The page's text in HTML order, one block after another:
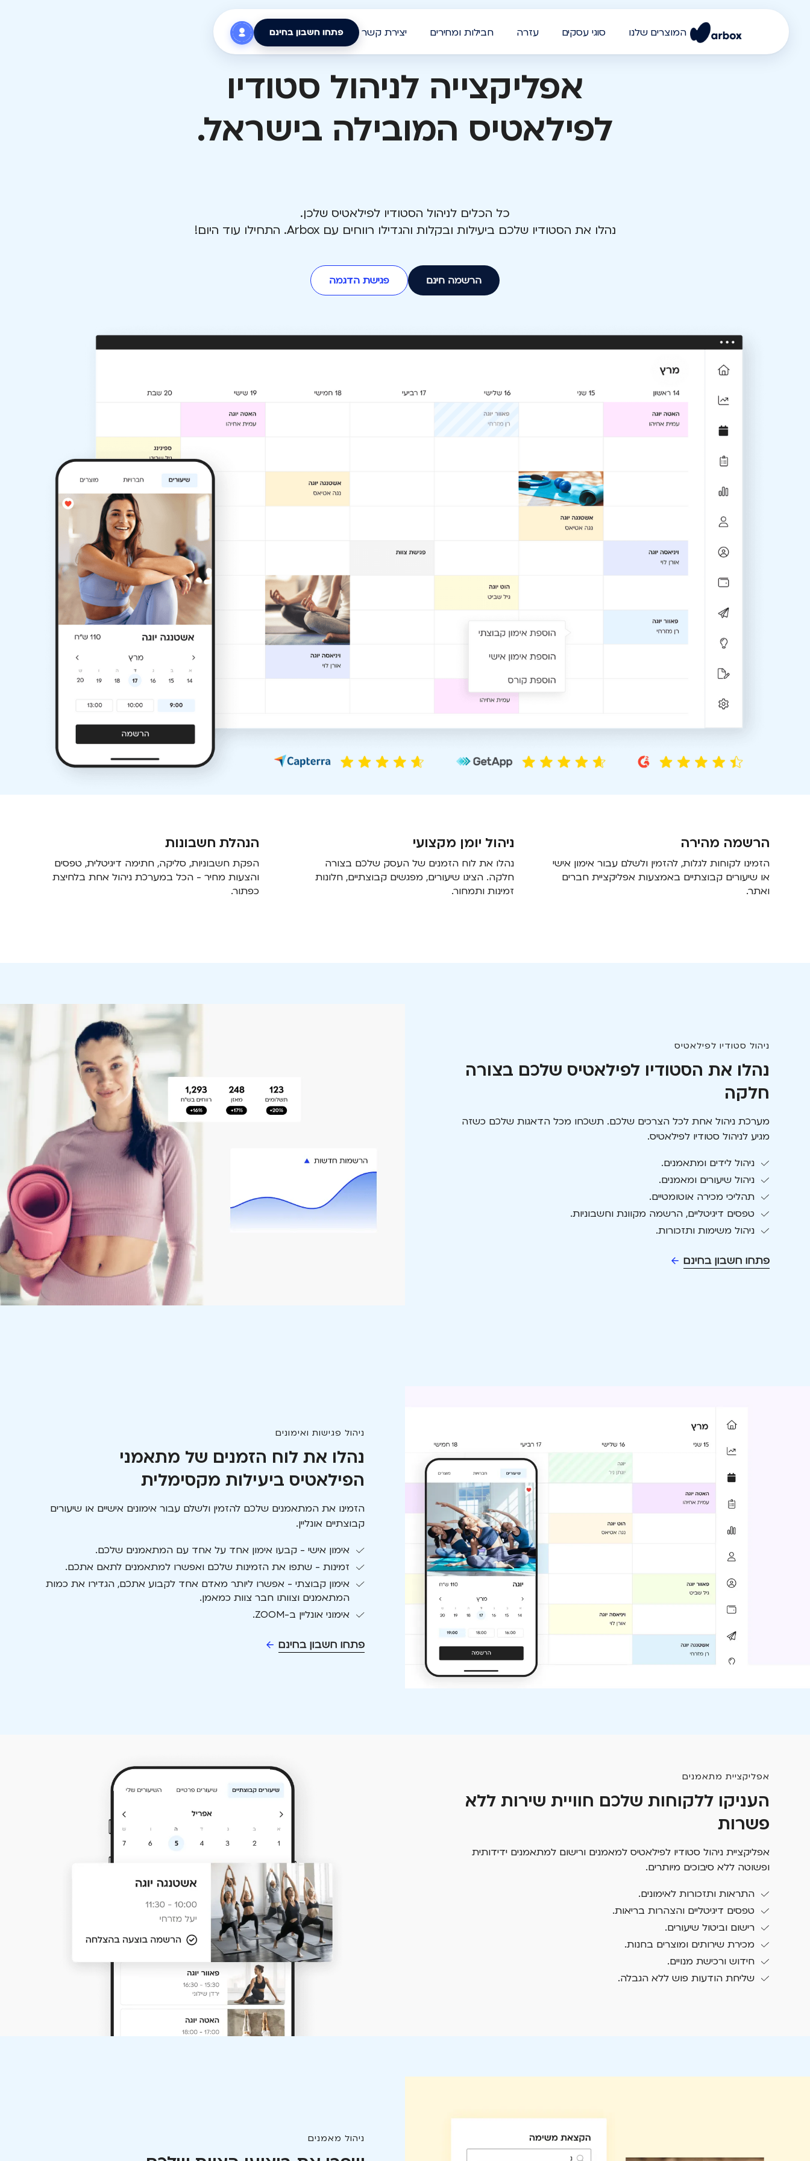
המוצרים שלנו סוגי עסקים עזרה חבילות ומחירים יצירת קשר פתחו חשבון בחינם
אפליקצייה לניהול סטודיו
לפילאטיס המובילה בישראל.
כל הכלים לניהול הסטודיו לפילאטיס שלכן.
נהלו את הסטודיו שלכם ביעילות ובקלות והגדילו רווחים עם Arbox. התחילו עוד היום!
הרשמה חינם פגישת הדגמה
הרשמה מהירה
הזמינו לקוחות לגלות, להזמין ולשלם עבור אימון אישי
או שיעורים קבוצתיים באמצעות אפליקציית חברים
ואתר.
ניהול יומן מקצועי
נהלו את לוח הזמנים של העסק שלכם בצורה
חלקה. הציגו שיעורים, מפגשים קבוצתיים, חלונות
זמינות ותמחור.
הנהלת חשבונות
הפקת חשבוניות, סליקה, חתימה דיגיטלית, טפסים
והצעות מחיר - הכל במערכת ניהול אחת בלחיצת
כפתור.
ניהול סטודיו לפילאטיס
נהלו את הסטודיו לפילאטיס שלכם בצורה
חלקה
מערכת ניהול אחת לכל הצרכים שלכם. תשכחו מכל הדאגות שלכם כשזה
מגיע לניהול סטודיו לפילאטיס.
ניהול לידים ומתאמנים.
ניהול שיעורים ומאמנים.
תהליכי מכירה אוטומטיים.
טפסים דיגיטליים, הרשמה מקוונת וחשבוניות.
ניהול משימות ותזכורות.
פתחו חשבון בחינם
ניהול פגישות ואימונים
נהלו את לוח הזמנים של מתאמני
הפילאטיס ביעילות מקסימלית
הזמינו את המתאמנים שלכם להזמין ולשלם עבור אימונים אישיים או שיעורים
קבוצתיים אונליין.
אימון אישי -קבעו אימון אחד על אחד עם המתאמנים שלכם.
זמינות -שתפו את הזמינות שלכם ואפשרו למתאמנים לתאם אתכם.
אימון קבוצתי - אפשרו ליותר מאדם אחד לקבוע אתכם, הגדירו את כמות
המתאמנים וצוותו חבר צוות כמאמן.
אימוני אונליין ב-ZOOM.
פתחו חשבון בחינם
אפליקציית מתאמנים
העניקו ללקוחות שלכם חוויית שירות ללא
פשרות
אפליקציית ניהול סטודיו לפילאטיס למאמנים ורישום למתאמנים ידידותית
ופשוטה ללא סיבוכים מיותרים.
התראות ותזכורות לאימונים.
טפסים דיגיטליים והצהרות בריאות.
רישום וביטול שיעורים.
מכירת שירותים ומוצרים בחנות.
חידוש ורכישת מנויים.
שליחת הודעות פוש ללא הגבלה.
ניהול מאמנים